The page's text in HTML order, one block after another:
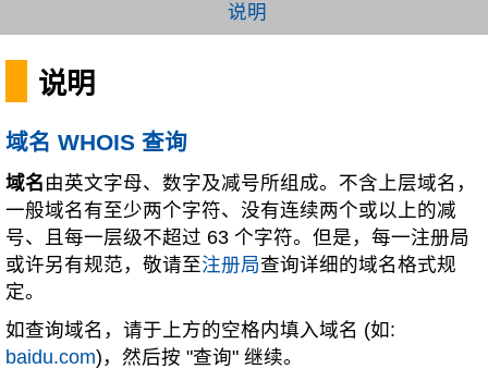
说明
说明
域名 WHOIS 查询
域名 由英文字母、数字及减号所组成。不含上层域名，
一般域名有至少两个字符、没有连续两个或以上的减
号、且每一层级不超过 63 个字符。但是，每一注册局
或许另有规范，敬请至注册局查询详细的域名格式规
定。
如查询域名，请于上方的空格内填入域名 (如:
baidu.com)，然后按 "查询" 继续。